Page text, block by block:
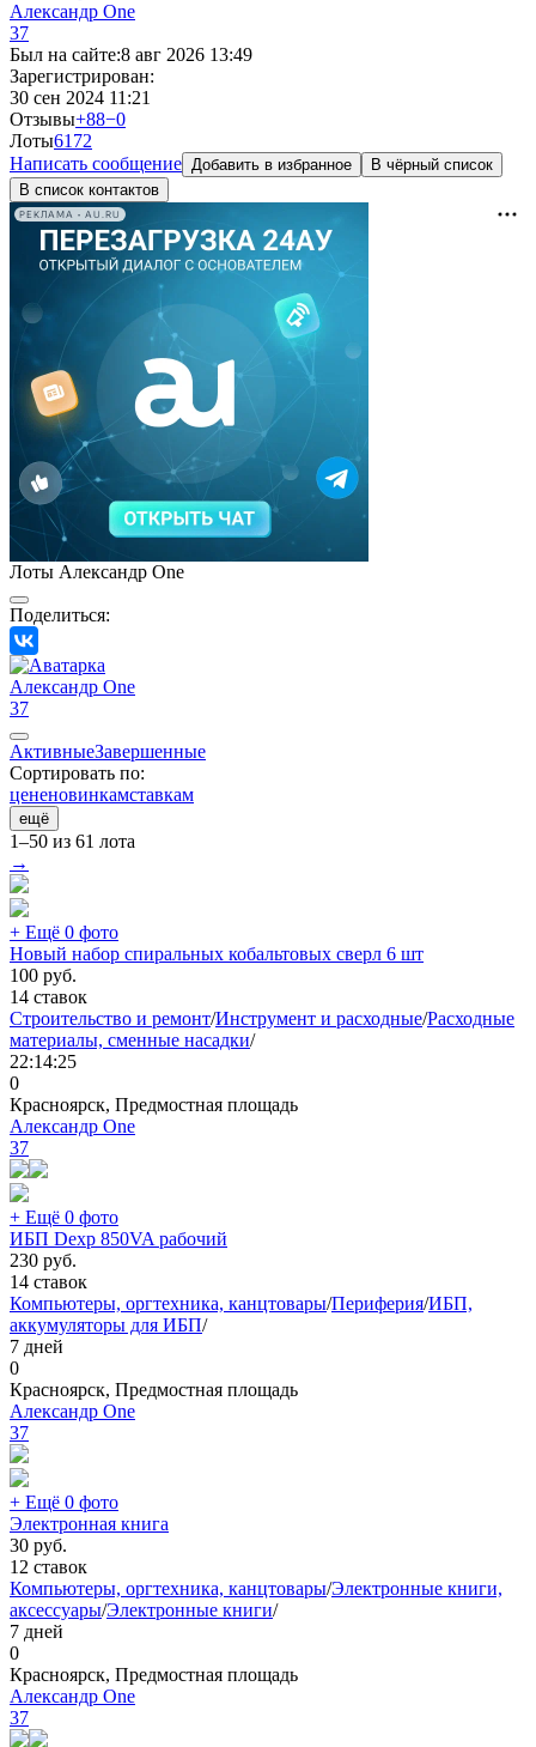
Александр One
37
Был на сайте:8 авг 2026 13:49
Зарегистрирован:
30 сен 2024 11:21
Отзывы+88−0
Лоты61 72
Написать сообщение Добавить в избранное
В чёрный список
В список контактов
РЕКЛАМА • AU.RU
Лоты Александр One
Поделиться:
Александр One
37
АктивныеЗавершенные
Сортировать по:
цененовинкамставкам
ещё
1–50 из 61 лота
→
+ Ещё 0 фото
Новый набор спиральных кобальтовых сверл 6 шт
100 руб.
14 ставок
Строительство и ремонт/Инструмент и расходные/Расходные
материалы, сменные насадки/
22:14:25
0
Красноярск, Предмостная площадь
Александр One
37
+ Ещё 0 фото
ИБП Dexp 850VA рабочий
230 руб.
14 ставок
Компьютеры, оргтехника, канцтовары/Периферия/ИБП,
аккумуляторы для ИБП/
7 дней
0
Красноярск, Предмостная площадь
Александр One
37
+ Ещё 0 фото
Электронная книга
30 руб.
12 ставок
Компьютеры, оргтехника, канцтовары/Электронные книги,
аксессуары/Электронные книги/
7 дней
0
Красноярск, Предмостная площадь
Александр One
37